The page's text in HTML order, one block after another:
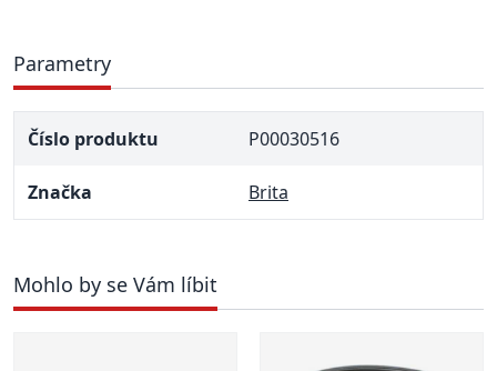
Parametry
Číslo produktu P00030516
Značka Brita
Mohlo by se Vám líbit